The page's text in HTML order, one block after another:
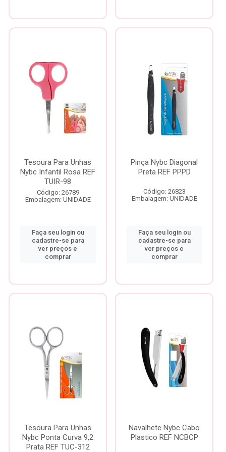
Tesoura Para Unhas
Nybc Infantil Rosa REF
TUIR-98
Código: 26789
Embalagem: UNIDADE
Faça seu login ou
cadastre-se para
ver preços e
comprar
Pinça Nybc Diagonal
Preta REF PPPD
Código: 26823
Embalagem: UNIDADE
Faça seu login ou
cadastre-se para
ver preços e
comprar
Tesoura Para Unhas
Nybc Ponta Curva 9,2
Prata REF TUC-312
Navalhete Nybc Cabo
Plastico REF NCBCP